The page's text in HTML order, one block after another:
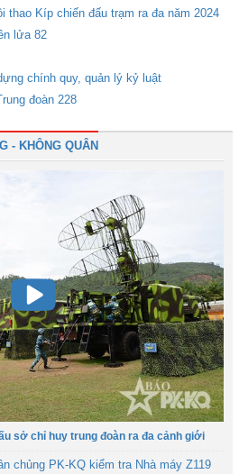
thao Kíp chiến đấu trạm ra đa năm 2024
lửa 82
chính quy, quản lý kỷ luật
đoàn 228
- KHÔNG QUÂN
sở chỉ huy trung đoàn ra đa cảnh giới
chủng PK-KQ kiểm tra Nhà máy Z119